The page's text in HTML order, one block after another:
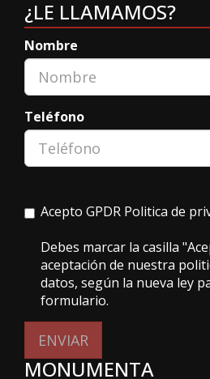
¿LE LLAMAMOS?
Nombre
Teléfono
Acepto GPDR Politica de
Debes marcar la casilla
aceptación de nuestra
datos, según la nueva ley
formulario.
ENVIAR
MONUMENTA